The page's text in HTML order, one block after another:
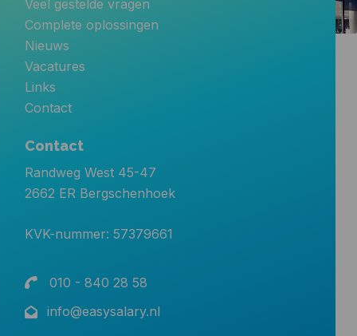
Veel gestelde vragen
Complete oplossingen
Nieuws
Vacatures
Links
Contact
Contact
Randweg West 45-47
2662 ER Bergschenhoek
KVK-nummer: 57379661
010 - 840 28 58
info@easysalary.nl